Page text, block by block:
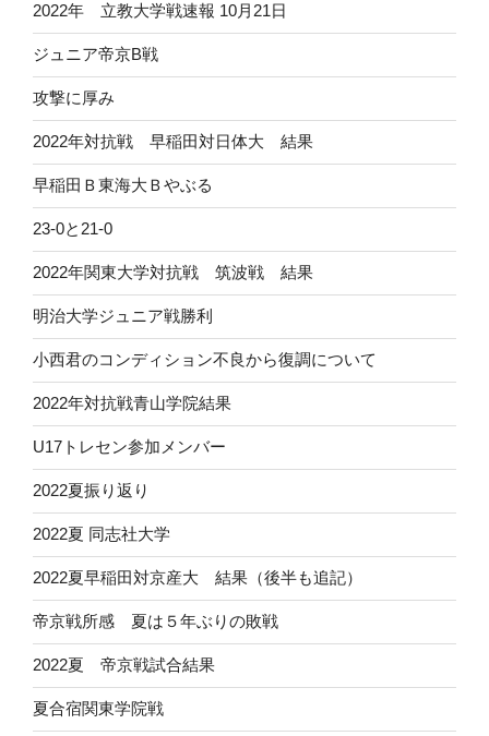
2022年 立教大学戦速報 10月21日
ジュニア帝京B戦
攻撃に厚み
2022年対抗戦 早稲田対日体大 結果
早稲田Ｂ東海大Ｂやぶる
23-0と21-0
2022年関東大学対抗戦 筑波戦 結果
明治大学ジュニア戦勝利
小西君のコンディション不良から復調について
2022年対抗戦青山学院結果
U17トレセン参加メンバー
2022夏振り返り
2022夏 同志社大学
2022夏早稲田対京産大 結果（後半も追記）
帝京戦所感 夏は５年ぶりの敗戦
2022夏 帝京戦試合結果
夏合宿関東学院戦